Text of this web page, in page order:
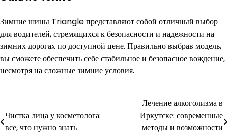
Зимние шины Triangle представляют собой отличный выбор
для водителей, стремящихся к безопасности и надежности на
зимних дорогах по доступной цене. Правильно выбрав модель,
вы сможете обеспечить себе стабильное и безопасное вождение,
несмотря на сложные зимние условия.
по
Чистка лица у косметолога:
все, что нужно знать
Лечение алкоголизма в
Иркутске: современные
методы и возможности